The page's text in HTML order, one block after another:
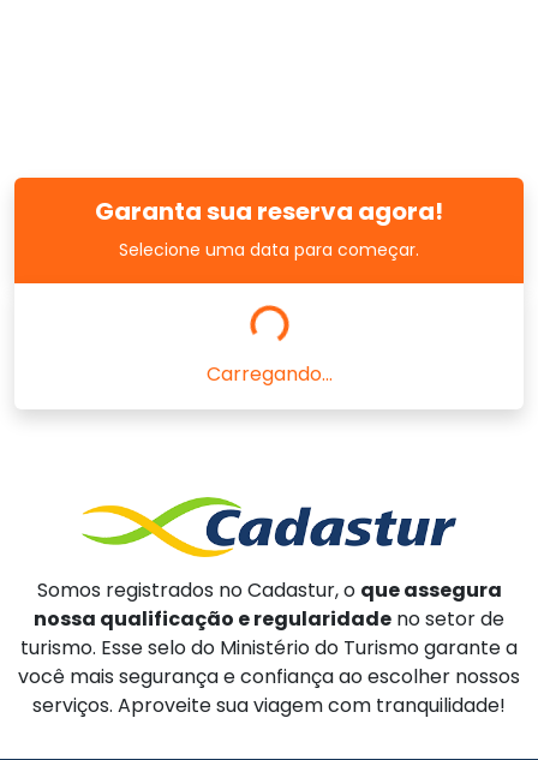
Garanta sua reserva agora!
Selecione uma data para começar.
Carregando...
Somos registrados no Cadastur, o que assegura
nossa qualificação e regularidade no setor de
turismo. Esse selo do Ministério do Turismo garante a
você mais segurança e confiança ao escolher nossos
serviços. Aproveite sua viagem com tranquilidade!